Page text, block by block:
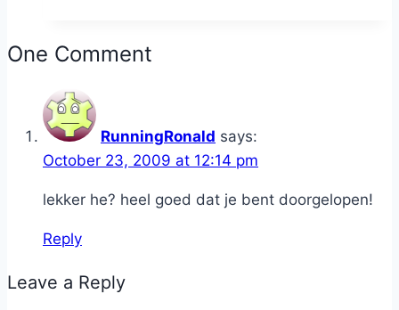
One Comment
RunningRonald says:
October 23, 2009 at 12:14 pm
lekker he? heel goed dat je bent doorgelopen!
Reply
Leave a Reply